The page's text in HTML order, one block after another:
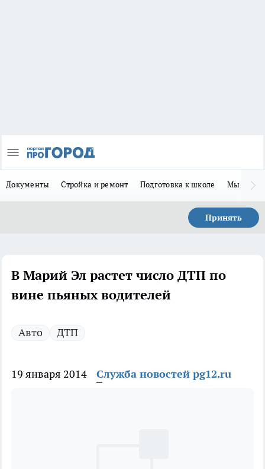
Документы Стройка и ремонт Подготовка к школе Мы в MAX
Принять
В Марий Эл растет число ДТП по
вине пьяных водителей
Авто ДТП
19 января 2014 Служба новостей pg12.ru